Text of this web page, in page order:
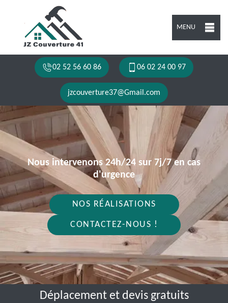
MENU
02 52 56 60 86 06 02 24 00 97
jzcouverture37@Gmail.com
Nous intervenons 24h/24 sur 7j/7 en cas
d'urgence
NOS RÉALISATIONS
CONTACTEZ-NOUS !
Déplacement et devis gratuits